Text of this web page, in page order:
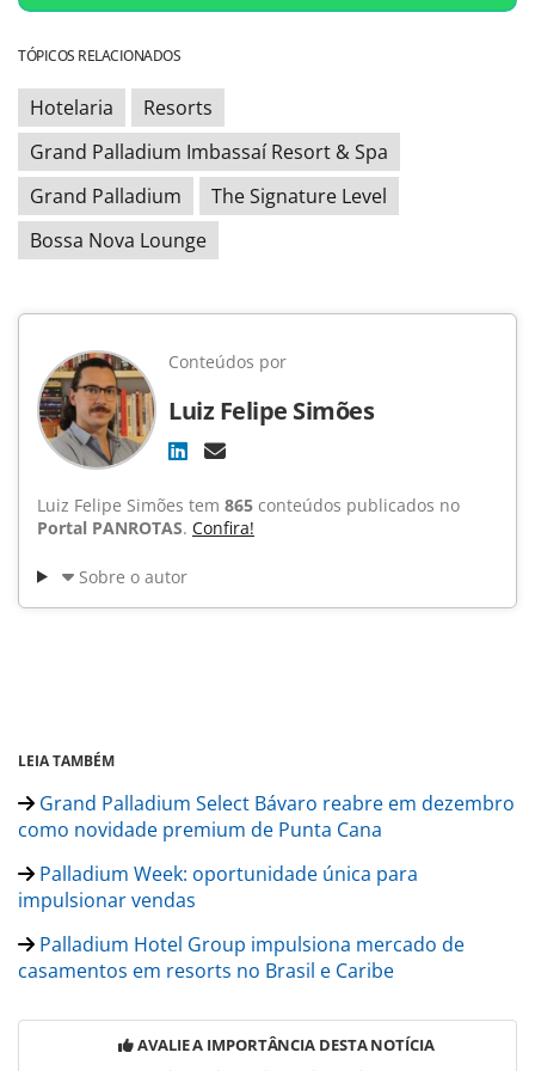
TÓPICOS RELACIONADOS
Hotelaria
Resorts
Grand Palladium Imbassaí Resort & Spa
Grand Palladium
The Signature Level
Bossa Nova Lounge
Conteúdos por
Luiz Felipe Simões
Luiz Felipe Simões tem 865 conteúdos publicados no
Portal PANROTAS. Confira!
Sobre o autor
LEIA TAMBÉM
Grand Palladium Select Bávaro reabre em dezembro
como novidade premium de Punta Cana
Palladium Week: oportunidade única para
impulsionar vendas
Palladium Hotel Group impulsiona mercado de
casamentos em resorts no Brasil e Caribe
AVALIE A IMPORTÂNCIA DESTA NOTÍCIA